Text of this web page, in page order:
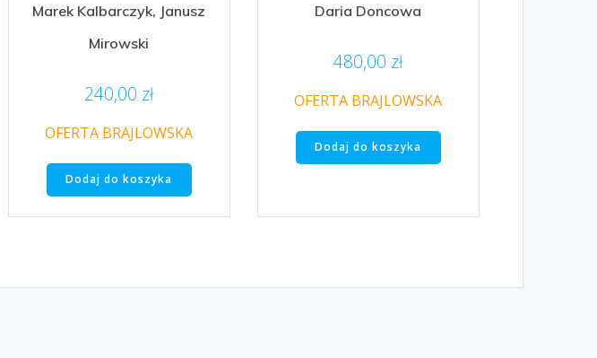
Marek Kalbarczyk, Janusz
Mirowski
240,00 zł
OFERTA BRAJLOWSKA
Dodaj do koszyka
Daria Doncowa
480,00 zł
OFERTA BRAJLOWSKA
Dodaj do koszyka